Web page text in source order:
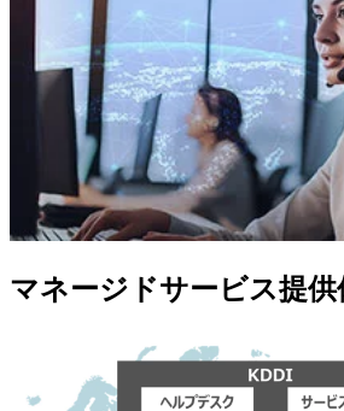
マネージドサービス提